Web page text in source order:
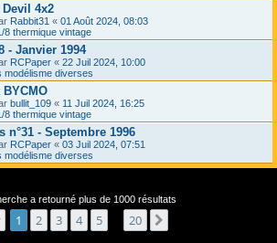
Devil 4x2
Rabbit31 « 01 Août 2024, 08:03
8 thermique vintage
- Janvier 1994
RCPaper « 22 Juil 2024, 10:00
modélisme diverses
bullit_109 « 11 Juil 2024, 16:25
8 thermique vintage
n°31 - Septembre 1996
RCPaper « 03 Juil 2024, 07:51
modélisme diverses
a retourné plus de 1000 résultats
Page sur20
1 2 3 4 5 20